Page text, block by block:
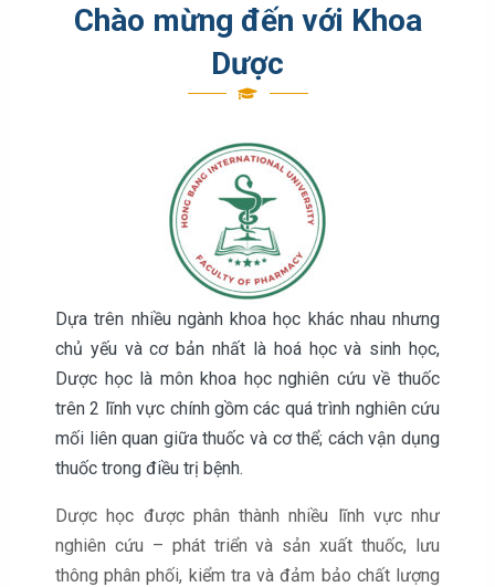
Chào mừng đến với Khoa
Dược
Dựa trên nhiều ngành khoa học khác nhau nhưng
chủ yếu và cơ bản nhất là hoá học và sinh học,
Dược học là môn khoa học nghiên cứu về thuốc
trên 2 lĩnh vực chính gồm các quá trình nghiên cứu
mối liên quan giữa thuốc và cơ thể; cách vận dụng
thuốc trong điều trị bệnh.
Dược học được phân thành nhiều lĩnh vực như
nghiên cứu – phát triển và sản xuất thuốc, lưu
thông phân phối, kiểm tra và đảm bảo chất lượng